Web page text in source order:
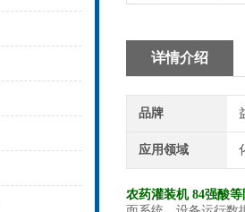
详情介绍
品牌
应用领域
农药灌装机 84强酸